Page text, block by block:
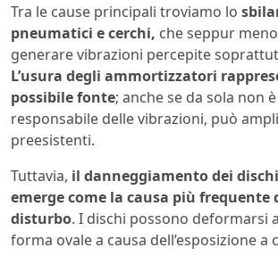
Tra le cause principali troviamo lo
pneumatici e cerchi, che seppur
generare vibrazioni percepite
L’usura degli ammortizzatori
possibile fonte; anche se da sola non
responsabile delle vibrazioni, può
preesistenti.
Tuttavia, il danneggiamento dei
emerge come la causa più frequente
disturbo. I dischi possono deformarsi
forma ovale a causa dell’esposizione a